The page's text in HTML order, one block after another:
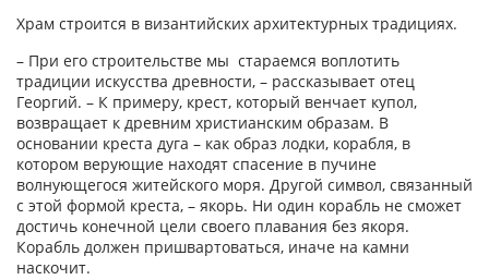
Храм строится в византийских архитектурных традициях.
– При его строительстве мы стараемся воплотить
традиции искусства древности, – рассказывает отец
Георгий. – К примеру, крест, который венчает купол,
возвращает к древним христианским образам. В
основании креста дуга – как образ лодки, корабля, в
котором верующие находят спасение в пучине
волнующегося житейского моря. Другой символ, связанный
с этой формой креста, – якорь. Ни один корабль не сможет
достичь конечной цели своего плавания без якоря.
Корабль должен пришвартоваться, иначе на камни
наскочит.